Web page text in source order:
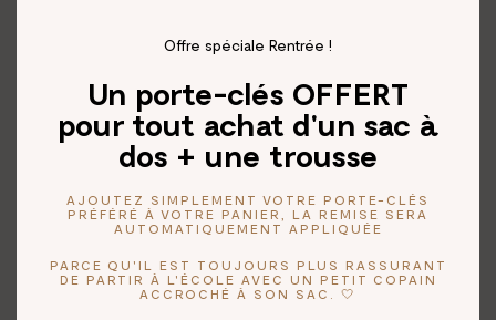
Offre spéciale Rentrée !
Un porte-clés OFFERT
pour tout achat d'un sac à
dos + une trousse
AJOUTEZ SIMPLEMENT VOTRE PORTE-CLÉS
PRÉFÉRÉ À VOTRE PANIER, LA REMISE SERA
AUTOMATIQUEMENT APPLIQUÉE
PARCE QU'IL EST TOUJOURS PLUS RASSURANT
DE PARTIR À L'ÉCOLE AVEC UN PETIT COPAIN
ACCROCHÉ À SON SAC. 🤍